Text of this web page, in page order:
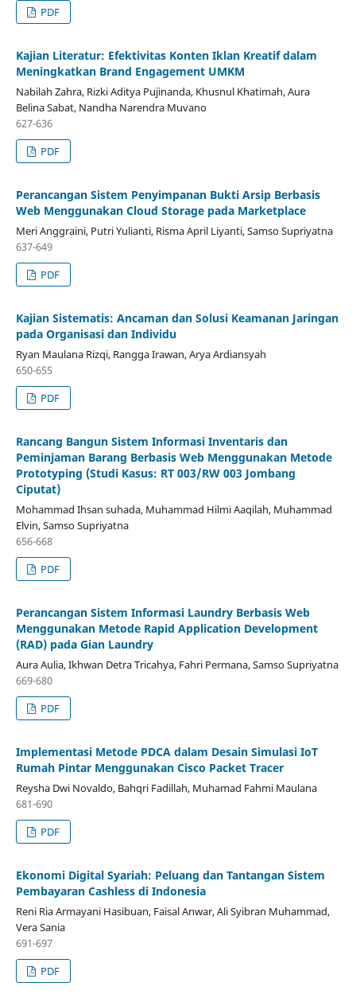
PDF
Kajian Literatur: Efektivitas Konten Iklan Kreatif dalam
Meningkatkan Brand Engagement UMKM
Nabilah Zahra, Rizki Aditya Pujinanda, Khusnul Khatimah, Aura
Belina Sabat, Nandha Narendra Muvano
627-636
PDF
Perancangan Sistem Penyimpanan Bukti Arsip Berbasis
Web Menggunakan Cloud Storage pada Marketplace
Meri Anggraini, Putri Yulianti, Risma April Liyanti, Samso Supriyatna
637-649
PDF
Kajian Sistematis: Ancaman dan Solusi Keamanan Jaringan
pada Organisasi dan Individu
Ryan Maulana Rizqi, Rangga Irawan, Arya Ardiansyah
650-655
PDF
Rancang Bangun Sistem Informasi Inventaris dan
Peminjaman Barang Berbasis Web Menggunakan Metode
Prototyping (Studi Kasus: RT 003/RW 003 Jombang
Ciputat)
Mohammad Ihsan suhada, Muhammad Hilmi Aaqilah, Muhammad
Elvin, Samso Supriyatna
656-668
PDF
Perancangan Sistem Informasi Laundry Berbasis Web
Menggunakan Metode Rapid Application Development
(RAD) pada Gian Laundry
Aura Aulia, Ikhwan Detra Tricahya, Fahri Permana, Samso Supriyatna
669-680
PDF
Implementasi Metode PDCA dalam Desain Simulasi IoT
Rumah Pintar Menggunakan Cisco Packet Tracer
Reysha Dwi Novaldo, Bahqri Fadillah, Muhamad Fahmi Maulana
681-690
PDF
Ekonomi Digital Syariah: Peluang dan Tantangan Sistem
Pembayaran Cashless di Indonesia
Reni Ria Armayani Hasibuan, Faisal Anwar, Ali Syibran Muhammad,
Vera Sania
691-697
PDF